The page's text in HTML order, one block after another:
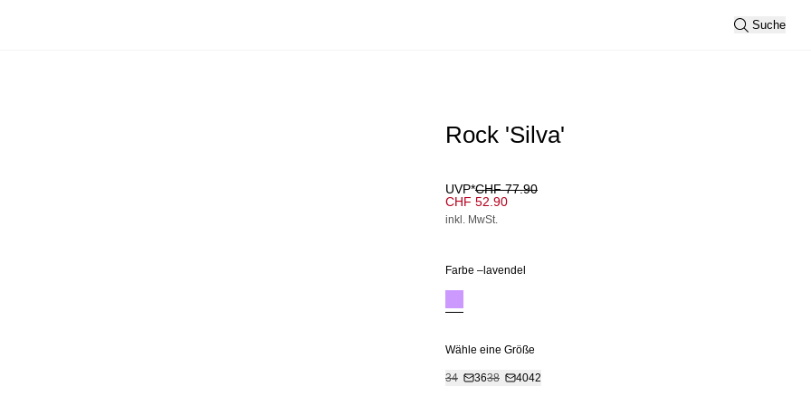
Suche
Rock 'Silva'
UVP*CHF 77.90
CHF 52.90
inkl. MwSt.
Farbe – lavendel
Wähle eine Größe
34 3638 4042